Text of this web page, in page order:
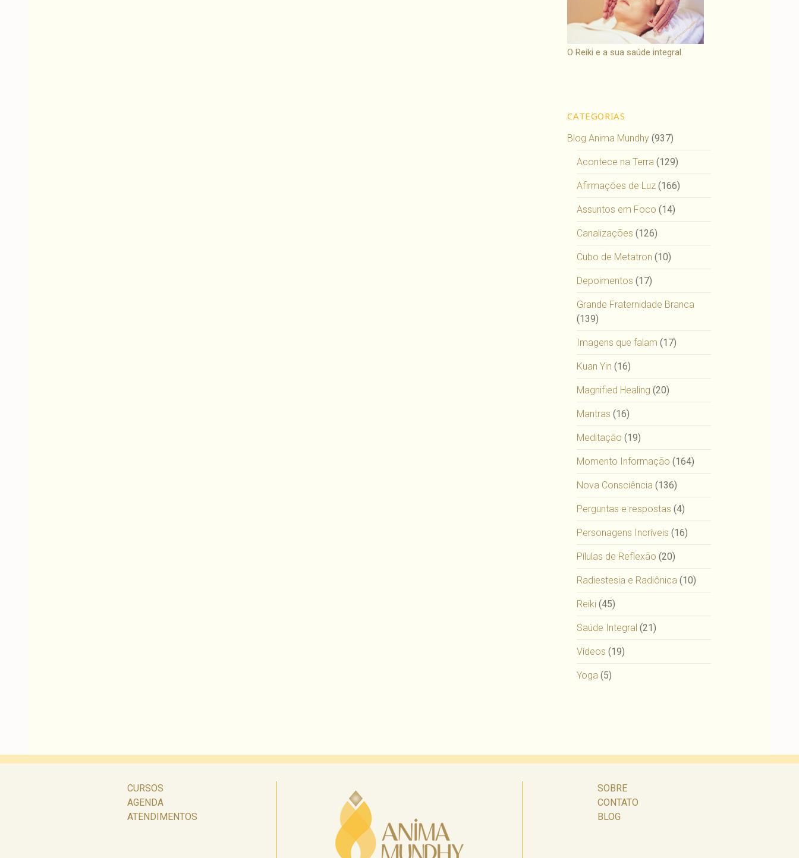
O Reiki e a sua saúde integral.
CATEGORIAS
Blog Anima Mundhy (937)
Acontece na Terra (129)
Afirmações de Luz (166)
Assuntos em Foco (14)
Canalizações (126)
Cubo de Metatron (10)
Depoimentos (17)
Grande Fraternidade Branca
(139)
Imagens que falam (17)
Kuan Yin (16)
Magnified Healing (20)
Mantras (16)
Meditação (19)
Momento Informação (164)
Nova Consciência (136)
Perguntas e respostas (4)
Personagens Incríveis (16)
Pílulas de Reflexão (20)
Radiestesia e Radiônica (10)
Reiki (45)
Saúde Integral (21)
Vídeos (19)
Yoga (5)
CURSOS
AGENDA
ATENDIMENTOS
SOBRE
CONTATO
BLOG